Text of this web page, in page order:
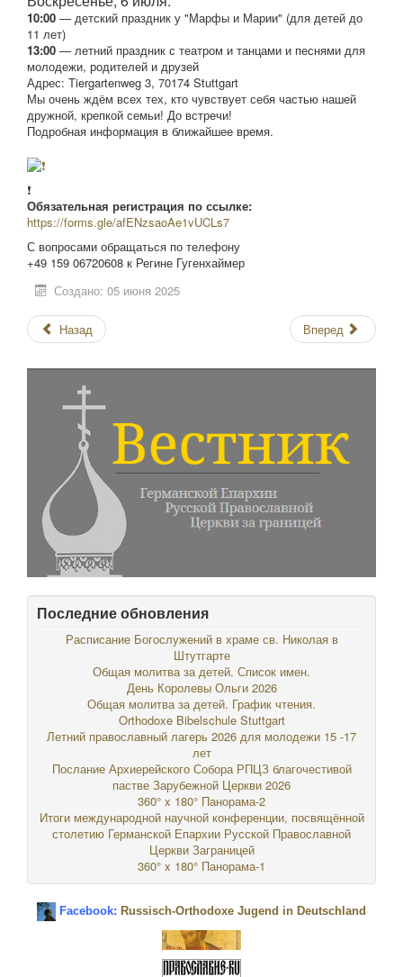
10:00 — детский праздник у "Марфы и Марии" (для детей до
11 лет)
13:00 — летний праздник с театром и танцами и песнями для
молодежи, родителей и друзей
Адрес: Tiergartenweg 3, 70174 Stuttgart
Мы очень ждём всех тех, кто чувствует себя частью нашей
дружной, крепкой семьи! До встречи!
Подробная информация в ближайшее время.
❗
Обязательная регистрация по ссылке:
https://forms.gle/afENzsaoAe1vUCLs7
С вопросами обращаться по телефону
+49 159 06720608 к Регине Гугенхаймер
Создано: 05 июня 2025
Назад Вперед
Последние обновления
Расписание Богослужений в храме св. Николая в
Штутгарте
Общая молитва за детей. Список имен.
День Королевы Ольги 2026
Общая молитва за детей. График чтения.
Orthodoxe Bibelschule Stuttgart
Летний православный лагерь 2026 для молодежи 15 -17
лет
Послание Архиерейского Собора РПЦЗ благочестивой
пастве Зарубежной Церкви 2026
360° x 180° Панорама-2
Итоги международной научной конференции, посвящённой
столетию Германской Епархии Русской Православной
Церкви Заграницей
360° x 180° Панорама-1
Facebook: Russisch-Orthodoxe Jugend in Deutschland